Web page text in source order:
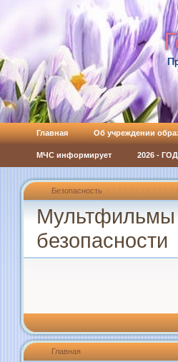
Главная Об учреждении
МЧС информирует 2026 -
Безопасность
Мультфильмы
безопасности
Главная